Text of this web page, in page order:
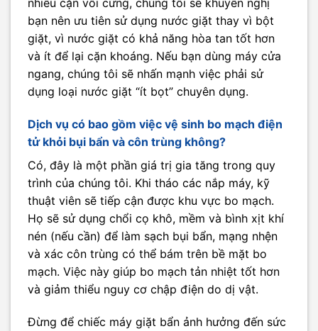
nhiều cặn vôi cứng, chúng tôi sẽ khuyến nghị
bạn nên ưu tiên sử dụng nước giặt thay vì bột
giặt, vì nước giặt có khả năng hòa tan tốt hơn
và ít để lại cặn khoáng. Nếu bạn dùng máy cửa
ngang, chúng tôi sẽ nhấn mạnh việc phải sử
dụng loại nước giặt “ít bọt” chuyên dụng.
Dịch vụ có bao gồm việc vệ sinh bo mạch điện
tử khỏi bụi bẩn và côn trùng không?
Có, đây là một phần giá trị gia tăng trong quy
trình của chúng tôi. Khi tháo các nắp máy, kỹ
thuật viên sẽ tiếp cận được khu vực bo mạch.
Họ sẽ sử dụng chổi cọ khô, mềm và bình xịt khí
nén (nếu cần) để làm sạch bụi bẩn, mạng nhện
và xác côn trùng có thể bám trên bề mặt bo
mạch. Việc này giúp bo mạch tản nhiệt tốt hơn
và giảm thiểu nguy cơ chập điện do dị vật.
Đừng để chiếc máy giặt bẩn ảnh hưởng đến sức